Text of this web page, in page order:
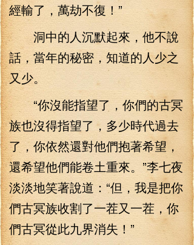
經輸了，萬劫不復！”
洞中的人沉默起來，他不說
話，當年的秘密，知道的人少之
又少。
“你沒能指望了，你們的古冥
族也沒得指望了，多少時代過去
了，你依然還對他們抱著希望，
還希望他們能卷土重來。”李七夜
淡淡地笑著說道：“但，我是把你
們古冥族收割了一茬又一茬，你
們古冥從此九界消失！”